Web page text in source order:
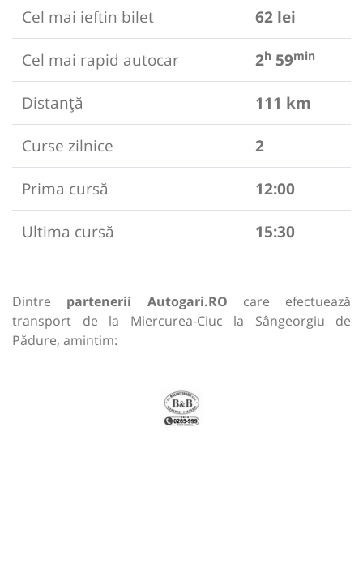
Cel mai ieftin bilet
62 lei
Cel mai rapid autocar
2h 59min
Distanță
111 km
Curse zilnice
2
Prima cursă
12:00
Ultima cursă
15:30
Dintre partenerii Autogari.RO care efectuează
transport de la Miercurea-Ciuc la Sângeorgiu de
Pădure, amintim: